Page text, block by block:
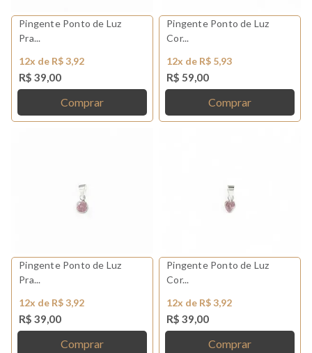
Pingente Ponto de Luz
Pra...
12x de R$ 3,92
R$ 39,00
Comprar
Pingente Ponto de Luz
Cor...
12x de R$ 5,93
R$ 59,00
Comprar
Pingente Ponto de Luz
Pra...
12x de R$ 3,92
R$ 39,00
Comprar
Pingente Ponto de Luz
Cor...
12x de R$ 3,92
R$ 39,00
Comprar